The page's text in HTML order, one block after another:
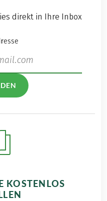
direkt in Ihre Inbox
KOSTENLOS